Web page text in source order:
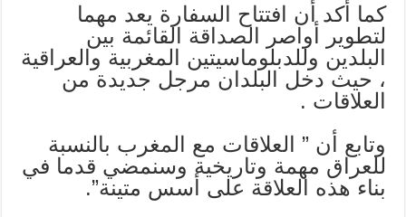
كما أكد أن افتتاح السفارة يعد مهما
لتطوير أواصر الصداقة القائمة بين
البلدين وللدبلوماسيتين المغربية والعراقية
، حيث دخل البلدان مرجل جديدة من
العلاقات .
وتابع أن ” العلاقات مع المغرب بالنسبة
للعراق مهمة وتاريخية وسنمضي قدما في
بناء هذه العلاقة على أسس متينة”.